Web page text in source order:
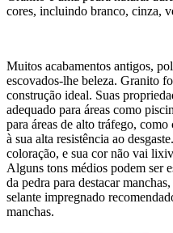
cores, incluindo branco, cinza,
Muitos acabamentos antigos,
escovados-lhe beleza. Granito
construção ideal. Suas
adequado para áreas como
para áreas de alto tráfego, como
à sua alta resistência ao
coloração, e sua cor não vai
Alguns tons médios podem ser
da pedra para destacar
selante impregnado
manchas.